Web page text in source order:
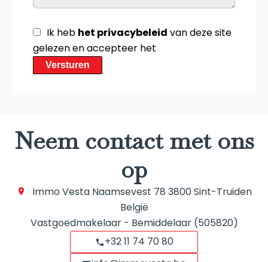
Ik heb het privacybeleid van deze site
gelezen en accepteer het
Versturen
Neem contact met ons
op
Immo VestaNaamsevest 78 3800Sint-Truiden
België
Vastgoedmakelaar - Bemiddelaar (505820)
+32 11 74 70 80